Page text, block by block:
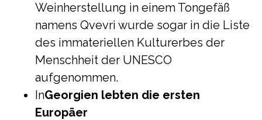
Weinherstellung in einem Tongefäß
namens Qvevri wurde sogar in die Liste
des immateriellen Kulturerbes der
Menschheit der UNESCO
aufgenommen.
InGeorgien lebten die ersten
Europäer